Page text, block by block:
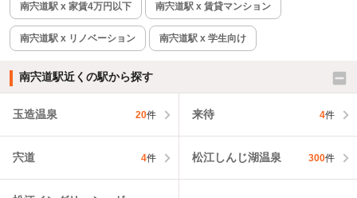
南宍道駅 x 家賃4万円以下 南宍道駅 x 賃貸マンション
南宍道駅 x リノベーション 南宍道駅 x 学生向け
南宍道駅近くの駅から探す
玉造温泉 20件 来待 4件
宍道 4件 松江しんじ湖温泉 300件